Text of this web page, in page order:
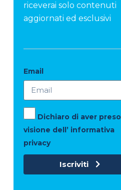
riceverai solo contenuti
aggiornati ed esclusivi
Email
Dichiaro di aver preso
visione dell’ informativa
privacy
Iscriviti